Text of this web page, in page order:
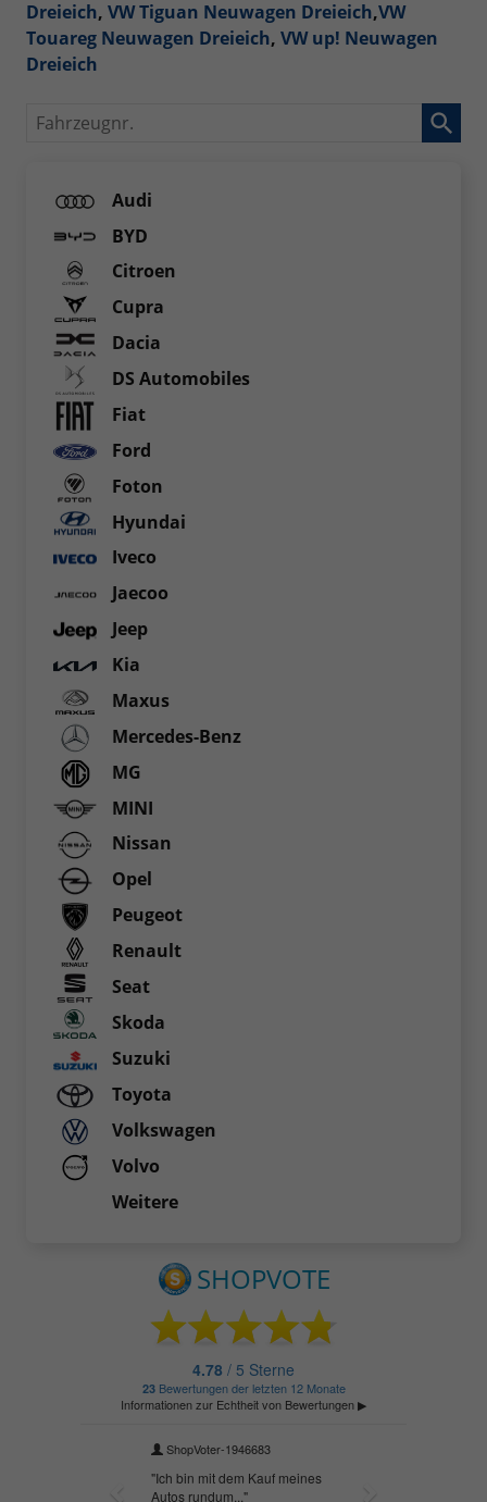
Dreieich, VW Tiguan Neuwagen Dreieich,VW
Touareg Neuwagen Dreieich, VW up! Neuwagen
Dreieich
Fahrzeugnr.
Audi
BYD
Citroen
Cupra
Dacia
DS Automobiles
Fiat
Ford
Foton
Hyundai
Iveco
Jaecoo
Jeep
Kia
Maxus
Mercedes-Benz
MG
MINI
Nissan
Opel
Peugeot
Renault
Seat
Skoda
Suzuki
Toyota
Volkswagen
Volvo
Weitere